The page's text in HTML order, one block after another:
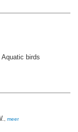
birds
meer